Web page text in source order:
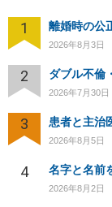
1 離婚時の公
2026年8月3日
2
2026年7月30日
3 患者と主治
2026年8月5日
4 名字と名前
2026年8月2日